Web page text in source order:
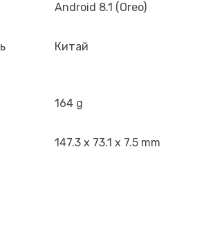
Android 8.1 (Oreo)
Китай
164 g
147.3 x 73.1 x 7.5 mm